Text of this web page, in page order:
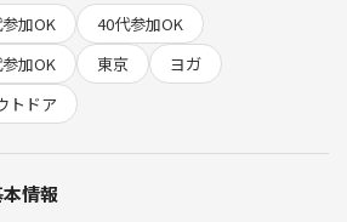
加OK
40代参加OK
加OK 東京
ヨガ
トドア
情報